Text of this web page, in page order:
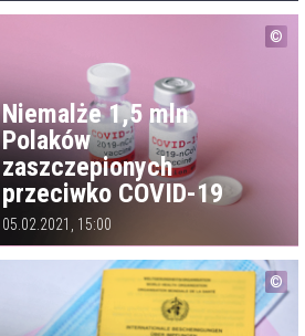
Niemalże 1,5 mln
Polaków
zaszczepionych
przeciwko COVID-19
05.02.2021, 15:00